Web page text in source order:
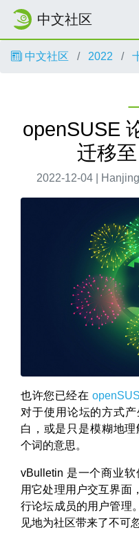
中文社区
中文社区 2022
openSUSE
迁移
2022-12-04 |
也许您已经在
对于使用论坛的方式
白，或是只是模糊地理
个词的意思。
vBulletin 是一个商业软
用它处理用户交互界面
行论坛成员的用户管理
见地为社区带来了不可